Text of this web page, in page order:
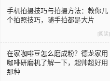
手机拍摄技巧与拍摄方法：教你几
个拍照技巧，随手拍都是大片
[阅读]
在家咖啡豆怎么磨成粉？德龙家用
咖啡研磨机了解一下，超帅超好用
那种